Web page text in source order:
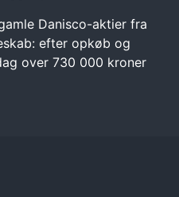
Danisco-aktier fra
efter opkøb og
over 730 000 kroner